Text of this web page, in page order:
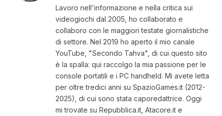
Lavoro nell'informazione e nella critica sui
videogiochi dal 2005, ho collaborato e
collaboro con le maggiori testate giornalistiche
di settore. Nel 2019 ho aperto il mio canale
YouTube, "Secondo Tahva", di cui questo sito
è la spalla: qui raccolgo la mia passione per le
console portatili e i PC handheld. Mi avete letta
per oltre tredici anni su SpazioGames.it (2012-
2025), di cui sono stata caporedattrice. Oggi
mi trovate su Repubblica.it, Atacore.it e